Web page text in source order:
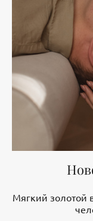
Мягкий золотой